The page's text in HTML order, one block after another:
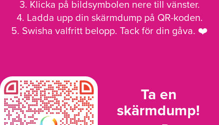
3. Klicka på bildsymbolen nere till vänster.
4. Ladda upp din skärmdump på QR-koden.
5. Swisha valfritt belopp. Tack för din gåva. ❤️
Ta en
skärmdump!